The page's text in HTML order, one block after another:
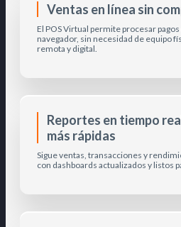
Ventas en línea sin
El POS Virtual permite procesar
navegador, sin necesidad de equipo
remota y digital.
Reportes en tiempo
más rápidas
Sigue ventas, transacciones y
con dashboards actualizados y listos